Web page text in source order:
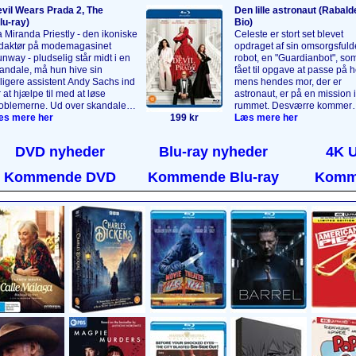
Wears Prada 2, The
Miranda Priestly - den ikoniske
på modemagasinet
- pludselig står midt i en
må hun hive sin
assistent Andy Sachs ind
at hjælpe til med at løse
Ud over skandalen
det umage par også forholde
Emily Charltons nye
Alle spillerne fra
første film er tilbage i deres
roller.Læs mere
....
mere her 199 kr
Den lille astronaut
Bio)
Celeste er stort set blevet
opdraget af sin
robot, en "Guardianbot",
fået til opgave at passe på
mens hendes mor, der er
astronaut, er på en mission i
rummet. Desværre kommer
Celestes mor aldrig hjem, så
til også at interessere sig for
voksen, er det hendes tur til
drage ud i rummet. En
animeret film om sorg,
drømme.Læs mere her....
Læs mere her
DVD nyheder Blu-ray nyheder
4K
Kommende DVD
Kommende Blu-ray